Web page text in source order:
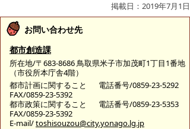
掲載日：2019年7月1日
お問い合わせ先
都市創造課
所在地/〒683-8686 鳥取県米子市加茂町1丁目1番地
（市役所本庁舎4階）
都市計画に関すること
電話番号/0859-23-5292
FAX/0859-23-5392
都市政策に関すること
電話番号/0859-23-5353
FAX/0859-23-5392
E-mail/toshisouzou@city.yonago.lg.jp